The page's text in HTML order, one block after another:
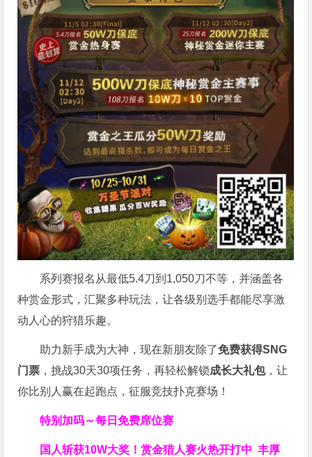
系列赛报名从最低5.4刀到1,050刀不等，并涵盖各
种赏金形式，汇聚多种玩法，让各级别选手都能尽享激
动人心的狩猎乐趣。
助力新手成为大神，现在新朋友除了免费获得SNG
门票 ，挑战30天30项任务，再轻松解锁成长大礼包，让
你比别人赢在起跑点，征服竞技扑克赛场！
特别加码～每日免费席位赛
国人斩获10W大奖！赏金猎人赛火热开打中 丰厚